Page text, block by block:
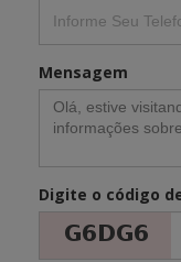
Mensagem
Digite o código